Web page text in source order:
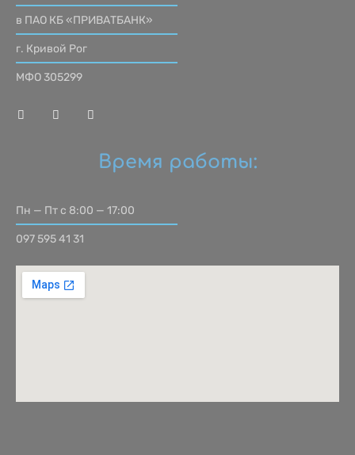
в ПАО КБ «ПРИВАТБАНК»
г. Кривой Рог
МФО 305299
Время работы:
Пн — Пт с 8:00 — 17:00
097 595 41 31